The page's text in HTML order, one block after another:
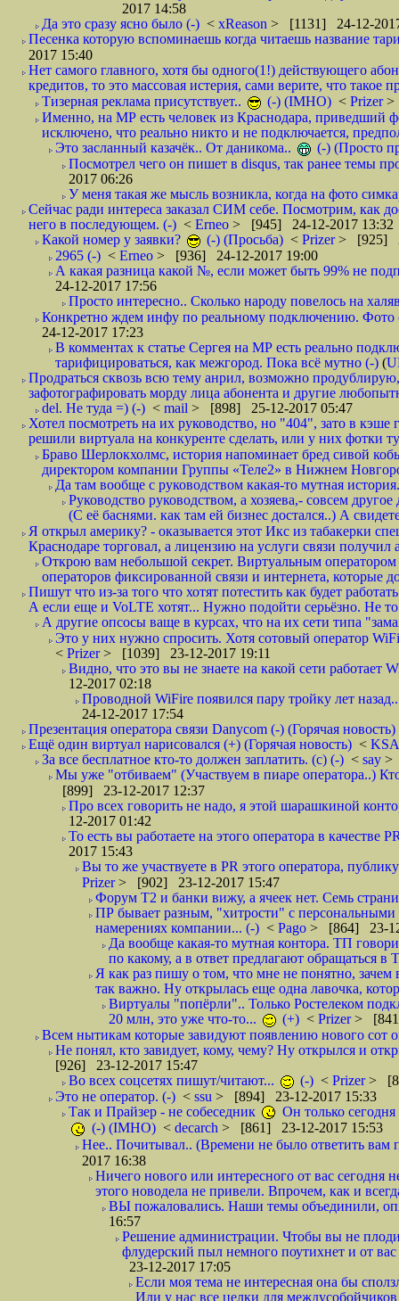
2017 14:58
Да это сразу ясно было (-) < xReason > [1131] 24-12-
Песенка которую вспоминаешь когда читаешь название
2017 15:40
Нет самого главного, хотя бы одного(1!) действующего
кредитов, то это массовая истерия, сами верите, что такое
Тизерная реклама присутствует..
(-) (IMHO) < Prizer>
Именно, на МР есть человек из Краснодара, приведший
исключено, что реально никто и не подключается,
Это засланный казачёк.. От даникома..
(-) (Просто
Посмотрел чего он пишет в disqus, так ранее темы
2017 06:26
У меня такая же мысль возникла, когда на фото
Сейчас ради интереса заказал СИМ себе. Посмотрим, как
него в последующем. (-) < Erneo > [945] 24-12-2017 13:32
Какой номер у заявки?
(-) (Просьба) < Prizer> [925]
2965 (-) < Erneo > [936] 24-12-2017 19:00
А какая разница какой №, если может быть 99% не
24-12-2017 17:56
Просто интересно.. Сколько народу повелось на
Конкретно ждем инфу по реальному подключению. Фото
24-12-2017 17:23
В комментах к статье Сергея на МР есть реально
тарифицироваться, как межгород. Пока всё мутно (-) (
Продраться сквозь всю тему анрил, возможно
зафотографировать морду лица абонента и другие
del. Не туда =) (-) < mail > [898] 25-12-2017 05:47
Хотел посмотреть на их руководство, но "404", зато в
решили виртуала на конкуренте сделать, или у них фотки
Браво Шерлокхолмс, история напоминает бред сивой
директором компании Группы «Теле2» в Нижнем
Да там вообще с руководством какая-то мутная
Руководство руководством, а хозяева,- совсем
(С её баснями. как там ей бизнес достался..) А
Я открыл америку? - оказывается этот Икс из табакерки
Краснодаре торговал, а лицензию на услуги связи получил
Открою вам небольшой секрет. Виртуальным оператором
операторов фиксированной связи и интернета, которые
Пишут что из-за того что хотят потестить как будет
А если еще и VoLTE хотят... Нужно подойти серьёзно. Не
А другие опсосы ваще в курсах, что на их сети типа
Это у них нужно спросить. Хотя сотовый оператор
< Prizer> [1039] 23-12-2017 19:11
Видно, что это вы не знаете на какой сети
12-2017 02:18
Проводной WiFire появился пару тройку лет
24-12-2017 17:54
Презентация оператора связи Danycom (-) (Горячая новость)
Ещё один виртуал нарисовался (+) (Горячая новость) <
За все бесплатное кто-то должен заплатить. (с) (-) < say >
Мы уже "отбиваем" (Участвуем в пиаре оператора..)
[899] 23-12-2017 12:37
Про всех говорить не надо, я этой шарашкиной
12-2017 01:42
То есть вы работаете на этого оператора в качестве
2017 15:43
Вы то же участвуете в PR этого оператора,
Prizer> [902] 23-12-2017 15:47
Форум Т2 и банки вижу, а ячеек нет. Семь
ПР бывает разным, "хитрости" с персональными
намерениях компании... (-) < Pago > [864] 23-
Да вообще какая-то мутная контора. ТП
по какому, а в ответ предлагают обращаться
Я как раз пишу о том, что мне не понятно, зачем
так важно. Ну открылась еще одна лавочка,
Виртуалы "попёрли".. Только Ростелеком
20 млн, это уже что-то...
(+) < Prizer>
Всем нытикам которые завидуют появлению нового сот
Не понял, кто завидует, кому, чему? Ну открылся и
[926] 23-12-2017 15:47
Во всех соцсетях пишут/читают...
(-) < Prizer>
Это не оператор. (-) < ssu > [894] 23-12-2017 15:33
Так и Прайзер - не собеседник
Он только
(-) (IMHO) < decarch > [861] 23-12-2017 15:53
Нее.. Почитывал.. (Времени не было ответить вам
2017 16:38
Ничего нового или интересного от вас сегодня
этого новодела не привели. Впрочем, как и
ВЫ пожаловались. Наши темы объединили,
16:57
Решение администрации. Чтобы вы не
флудерский пыл немного поутихнет и от
23-12-2017 17:05
Если моя тема не интересная она бы
Или у нас все целки для